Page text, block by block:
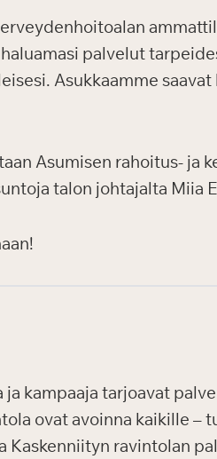
palvelut
Asukkaamme
Asumisen rahoitus- ja
talon johtajalta Miia
kampaaja tarjoavat
ovat avoinna kaikille –
Kaskenniityn ravintolan